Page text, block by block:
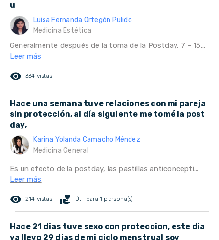
u
Luisa Fernanda Ortegón Pulido
Medicina Estética
Generalmente después de la toma de la Postday, 7 - 15...
Leer más
remove_red_eye 334 vistas
Hace una semana tuve relaciones con mi pareja
sin protección, al día siguiente me tomé la post
day,
Karina Yolanda Camacho Méndez
Medicina General
Es un efecto de la postday, las pastillas anticoncepti...
Leer más
remove_red_eye 214 vistas volunteer_activism Útil para 1 persona(s)
Hace 21 dias tuve sexo con proteccion, este dia
ya llevo 29 dias de mi ciclo menstrual soy